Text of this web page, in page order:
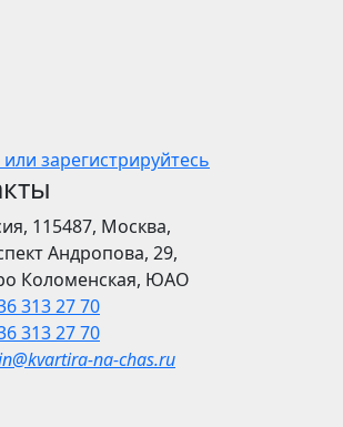
зарегистрируйтесь
115487, Москва,
Андропова, 29,
Коломенская, ЮАО
313 27 70
313 27 70
na-chas.ru